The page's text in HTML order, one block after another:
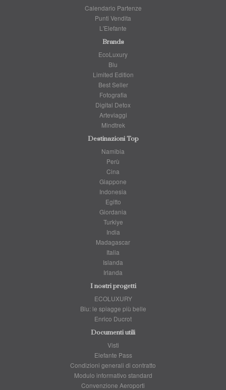
Calendario Partenze
Punti Vendita
L'Elefante
Brands
EcoLuxury
Blu
Limited Edition
Best Seller
Fotografia
Digital Detox
Arteviaggi
Mindtrek
Destinazioni Top
Namibia
Perù
Cina
Giappone
Indonesia
Egitto
Giordania
Turkiye
India
Madagascar
Italia
Islanda
Irlanda
I nostri progetti
ECOLUXURY
Blu: le spiagge più belle
Enrico Ducrot
Documenti utili
Visti
Elefante Pass
Condizioni generali di contratto
Modulo informativo standard
Convenzione Aeroporti